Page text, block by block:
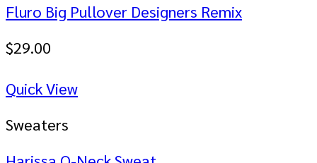
Fluro Big Pullover Designers Remix
$29.00
Quick View
Sweaters